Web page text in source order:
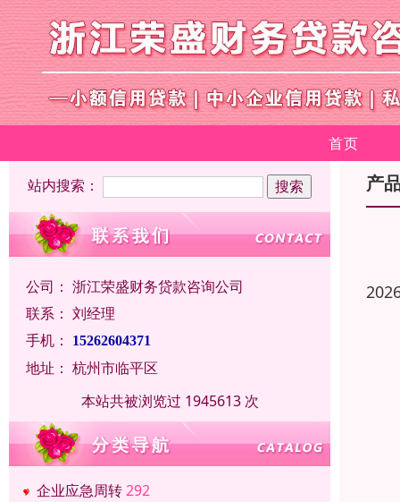
首页
站内搜索：
公司： 浙江荣盛财务贷款咨询公司
联系： 刘经理
手机：
15262604371
地址： 杭州市临平区
本站共被浏览过 1945613 次
企业应急周转292
产